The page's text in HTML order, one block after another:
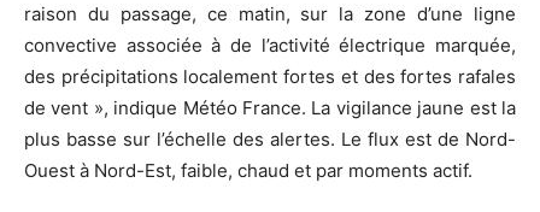
raison du passage, ce matin, sur la zone d’une ligne
convective associée à de l’activité électrique marquée,
des précipitations localement fortes et des fortes rafales
de vent », indique Météo France. La vigilance jaune est la
plus basse sur l’échelle des alertes. Le flux est de Nord-
Ouest à Nord-Est, faible, chaud et par moments actif.